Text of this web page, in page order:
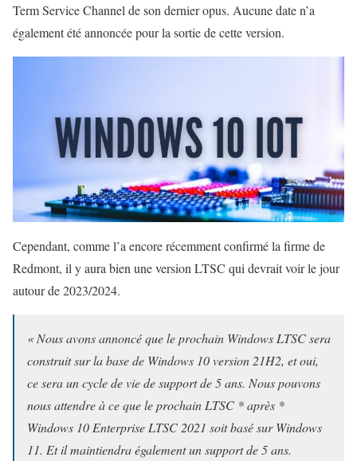
Term Service Channel de son dernier opus. Aucune date n’a
également été annoncée pour la sortie de cette version.
Cependant, comme l’a encore récemment confirmé la firme de
Redmont, il y aura bien une version LTSC qui devrait voir le jour
autour de 2023/2024.
« Nous avons annoncé que le prochain Windows LTSC sera
construit sur la base de Windows 10 version 21H2, et oui,
ce sera un cycle de vie de support de 5 ans. Nous pouvons
nous attendre à ce que le prochain LTSC * après *
Windows 10 Enterprise LTSC 2021 soit basé sur Windows
11. Et il maintiendra également un support de 5 ans.